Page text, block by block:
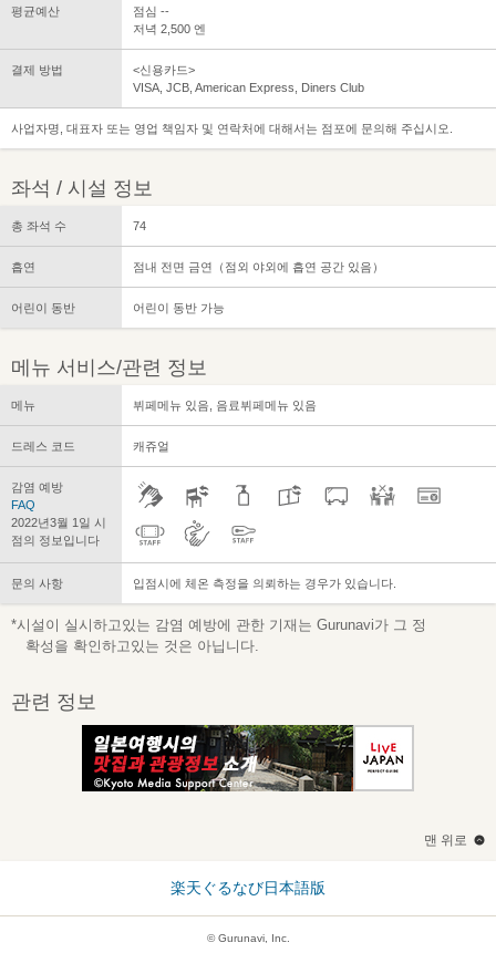
평균예산
점심 --
저녁 2,500 엔
결제 방법
<신용카드>
VISA, JCB, American Express, Diners Club
사업자명, 대표자 또는 영업 책임자 및 연락처에 대해서는 점포에 문의해 주십시오.
좌석 / 시설 정보
총 좌석 수 74
흡연 점내 전면 금연（점외 야외에 흡연 공간 있음）
어린이 동반 어린이 동반 가능
메뉴 서비스/관련 정보
메뉴 뷔페메뉴 있음, 음료뷔페메뉴 있음
드레스 코드 캐쥬얼
감염 예방
FAQ
2022년3월 1일 시
점의 정보입니다
문의 사항 입점시에 체온 측정을 의뢰하는 경우가 있습니다.
*시설이 실시하고있는 감염 예방에 관한 기재는 Gurunavi가 그 정
확성을 확인하고있는 것은 아닙니다.
관련 정보
맨 위로
楽天ぐるなび日本語版
© Gurunavi, Inc.